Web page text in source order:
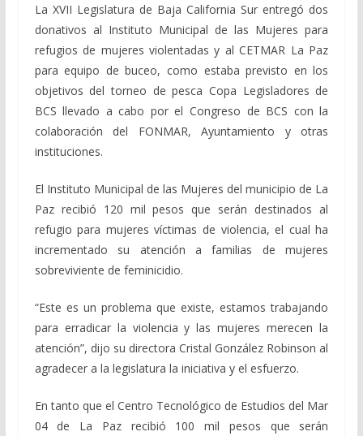
La XVII Legislatura de Baja California Sur entregó dos
donativos al Instituto Municipal de las Mujeres para
refugios de mujeres violentadas y al CETMAR La Paz
para equipo de buceo, como estaba previsto en los
objetivos del torneo de pesca Copa Legisladores de
BCS llevado a cabo por el Congreso de BCS con la
colaboración del FONMAR, Ayuntamiento y otras
instituciones.
El Instituto Municipal de las Mujeres del municipio de La
Paz recibió 120 mil pesos que serán destinados al
refugio para mujeres víctimas de violencia, el cual ha
incrementado su atención a familias de mujeres
sobreviviente de feminicidio.
“Este es un problema que existe, estamos trabajando
para erradicar la violencia y las mujeres merecen la
atención”, dijo su directora Cristal González Robinson al
agradecer a la legislatura la iniciativa y el esfuerzo.
En tanto que el Centro Tecnológico de Estudios del Mar
04 de La Paz recibió 100 mil pesos que serán